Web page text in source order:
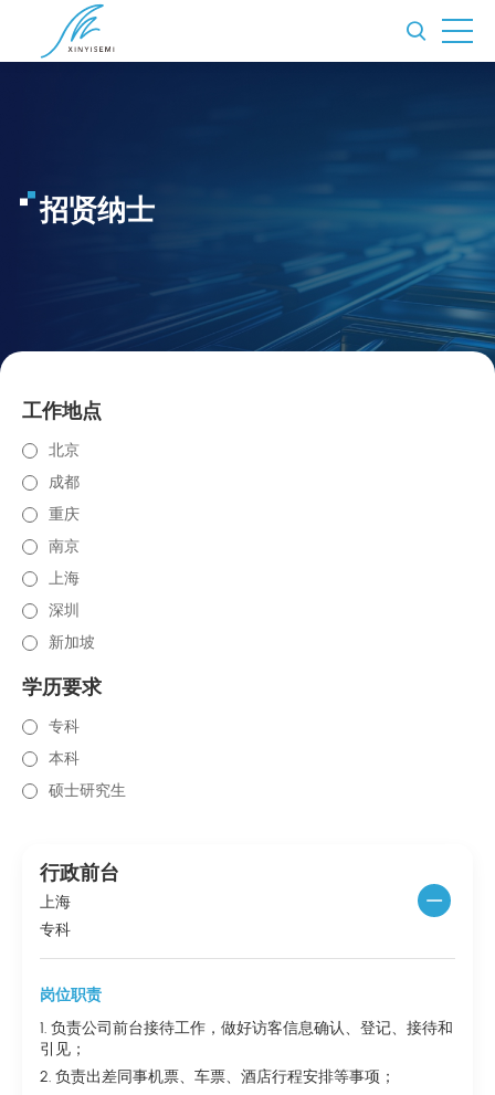
招贤纳士
工作地点
北京
成都
重庆
南京
上海
深圳
新加坡
学历要求
专科
本科
硕士研究生
行政前台
上海
专科
岗位职责
1. 负责公司前台接待工作，做好访客信息确认、登记、接待和
引见；
2. 负责出差同事机票、车票、酒店行程安排等事项；